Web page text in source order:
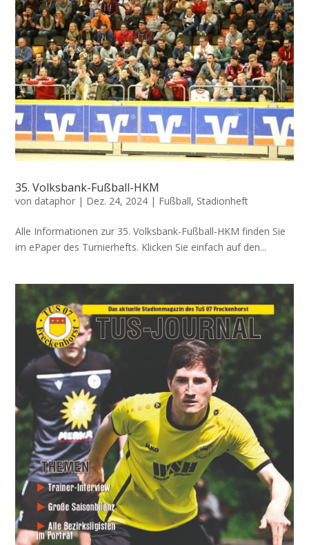
35. Volksbank-Fußball-HKM
von dataphor | Dez. 24, 2024 | Fußball, Stadionheft
Alle Informationen zur 35. Volksbank-Fußball-HKM finden Sie
im ePaper des Turnierhefts. Klicken Sie einfach auf den...